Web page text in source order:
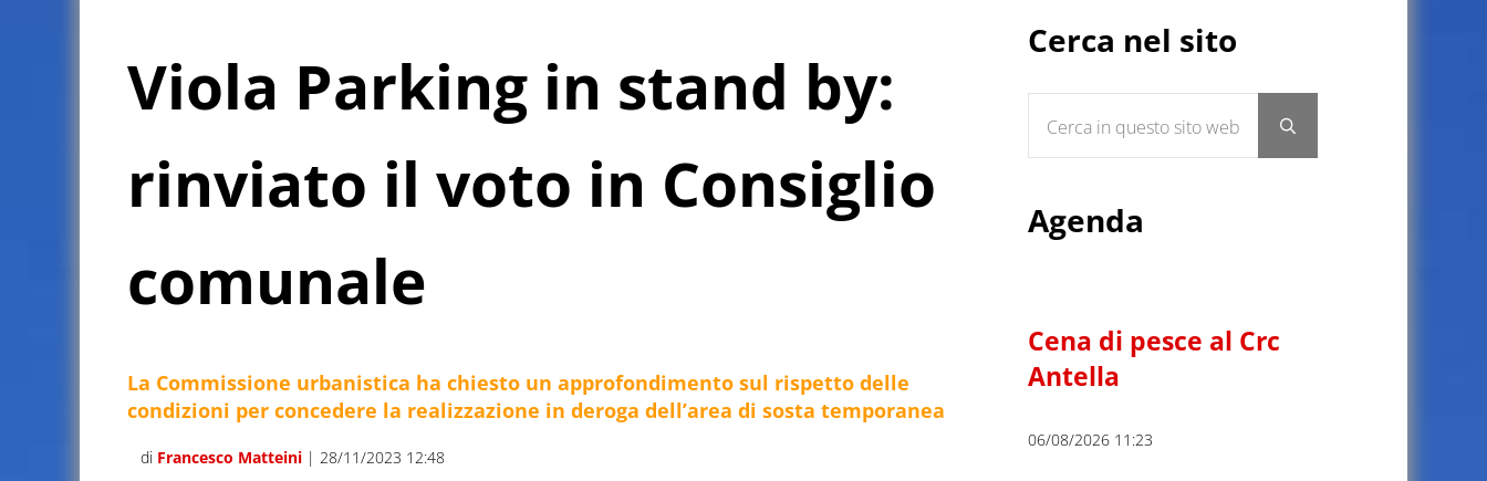
Viola Parking in stand by:
rinviato il voto in Consiglio
comunale
La Commissione urbanistica ha chiesto un approfondimento sul rispetto delle
condizioni per concedere la realizzazione in deroga dell’area di sosta temporanea
di Francesco Matteini | 28/11/2023 12:48
Cerca nel sito
Submit search
Agenda
Cena di pesce al Crc
Antella
06/08/2026 11:23